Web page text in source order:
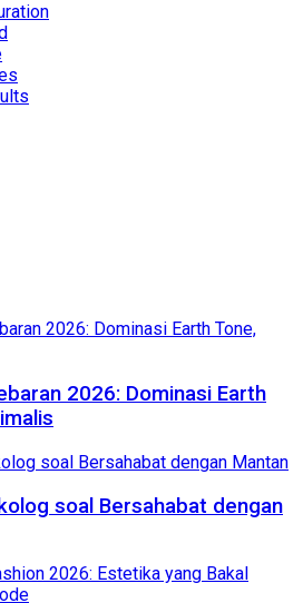
2026: Dominasi Earth
soal Bersahabat dengan